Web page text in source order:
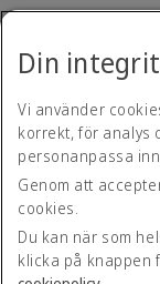
Kontakta oss
Regler och
Din
Vi använder
korrekt, för analys
personanpassa
Genom att
cookies.
Du kan när som
klicka på knappen